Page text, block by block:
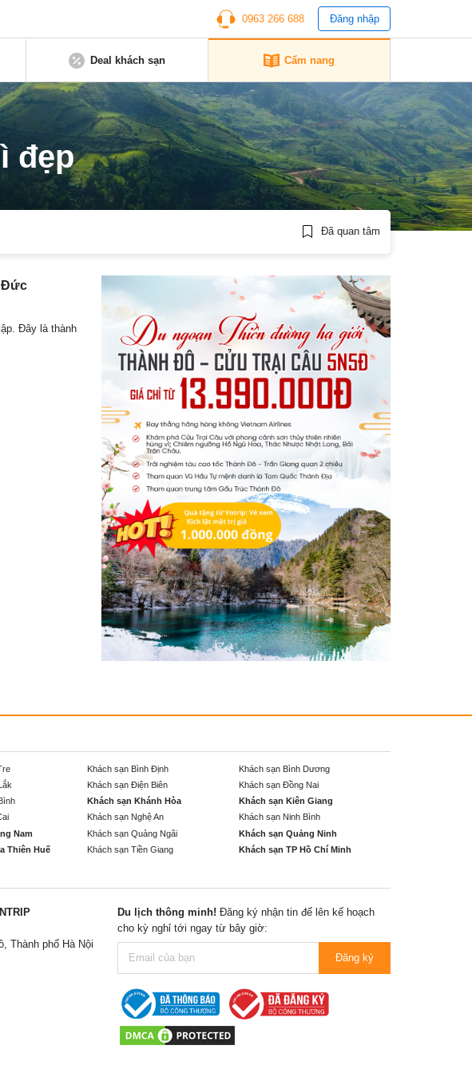
0963 266 688 Đăng nhập
Deal khách sạn Cẩm nang
đẹp
Đã quan tâm
Đức
Đây là thành
Khách sạn Bình Định
Khách sạn Bình Dương
Khách sạn Điện Biên
Khách sạn Đồng Nai
Khách sạn Khánh Hòa
Khách sạn Kiên Giang
Khách sạn Nghệ An
Khách sạn Ninh Bình
Nam Khách sạn Quảng Ngãi
Khách sạn Quảng Ninh
Thiên Huế Khách sạn Tiền Giang
Khách sạn TP Hồ Chí Minh
Thành phố Hà Nội
Du lịch thông minh! Đăng ký nhận tin để lên kế hoạch
cho kỳ nghỉ tới ngay từ bây giờ:
Đăng ký